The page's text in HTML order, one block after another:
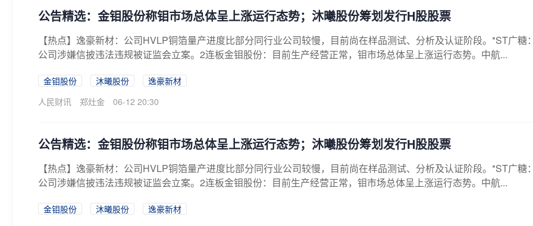
公告精选：金钼股份称钼市场总体呈上涨运行态势；沐曦股份筹划发行H股股票
【热点】逸豪新材：公司HVLP铜箔量产进度比部分同行业公司较慢，目前尚在样品测试、分析及认证阶段。*ST广糖
公司涉嫌信披违法违规被证监会立案。2连板金钼股份：目前生产经营正常，钼市场总体呈上涨运行态势。中航...
金钼股份 沐曦股份
逸豪新材
人民财讯
郑灶金 06-12 20:30
公告精选：金钼股份称钼市场总体呈上涨运行态势；沐曦股份筹划发行H股股票
【热点】逸豪新材：公司HVLP铜箔量产进度比部分同行业公司较慢，目前尚在样品测试、分析及认证阶段。*ST广糖
公司涉嫌信披违法违规被证监会立案。2连板金钼股份：目前生产经营正常，钼市场总体呈上涨运行态势。中航...
金钼股份 沐曦股份
逸豪新材